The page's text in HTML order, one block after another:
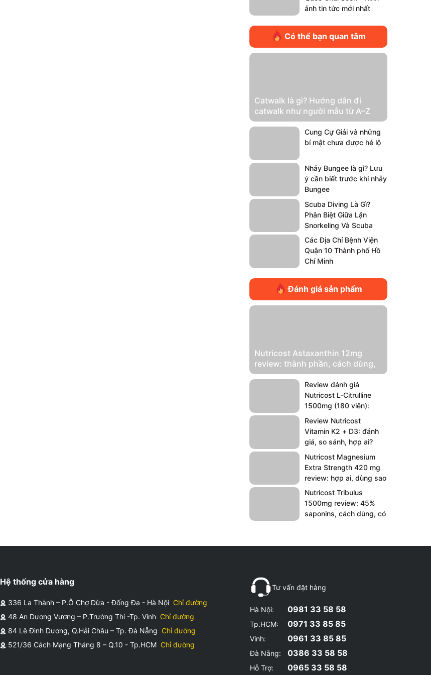
ảnh tin tức mới nhất
Có thể bạn quan tâm
Catwalk là gì? Hướng dẫn đi
catwalk như người mẫu từ A–Z
Cung Cự Giải và những
bí mật chưa được hé lộ
Nhảy Bungee là gì? Lưu
ý cần biết trước khi nhảy
Bungee
Scuba Diving Là Gì?
Phân Biệt Giữa Lặn
Snorkeling Và Scuba
Diving
Các Địa Chỉ Bệnh Viện
Quận 10 Thành phố Hồ
Chí Minh
Đánh giá sản phẩm
Nutricost Astaxanthin 12mg
review: thành phần, cách dùng,
có đáng mua?
Review đánh giá
Nutricost L-Citrulline
1500mg (180 viên):
pump có “đủ đô” không?
Review Nutricost
Vitamin K2 + D3: đánh
giá, so sánh, hợp ai?
Nutricost Magnesium
Extra Strength 420 mg
review: hợp ai, dùng sao
cho êm bụng?
Nutricost Tribulus
1500mg review: 45%
saponins, cách dùng, có
Hệ thống cửa hàng
336 La Thành – P.Ô Chợ Dừa - Đống Đa - Hà Nội Chỉ đường
48 An Dương Vương – P.Trường Thi -Tp. Vinh Chỉ đường
84 Lê Đình Dương, Q.Hải Châu – Tp. Đà Nẵng Chỉ đường
521/36 Cách Mạng Tháng 8 – Q.10 - Tp.HCM Chỉ đường
Tư vấn đặt hàng
Hà Nội: 0981 33 58 58
Tp.HCM: 0971 33 85 85
Vinh: 0961 33 85 85
Đà Nẵng: 0386 33 58 58
Hỗ Trợ: 0965 33 58 58